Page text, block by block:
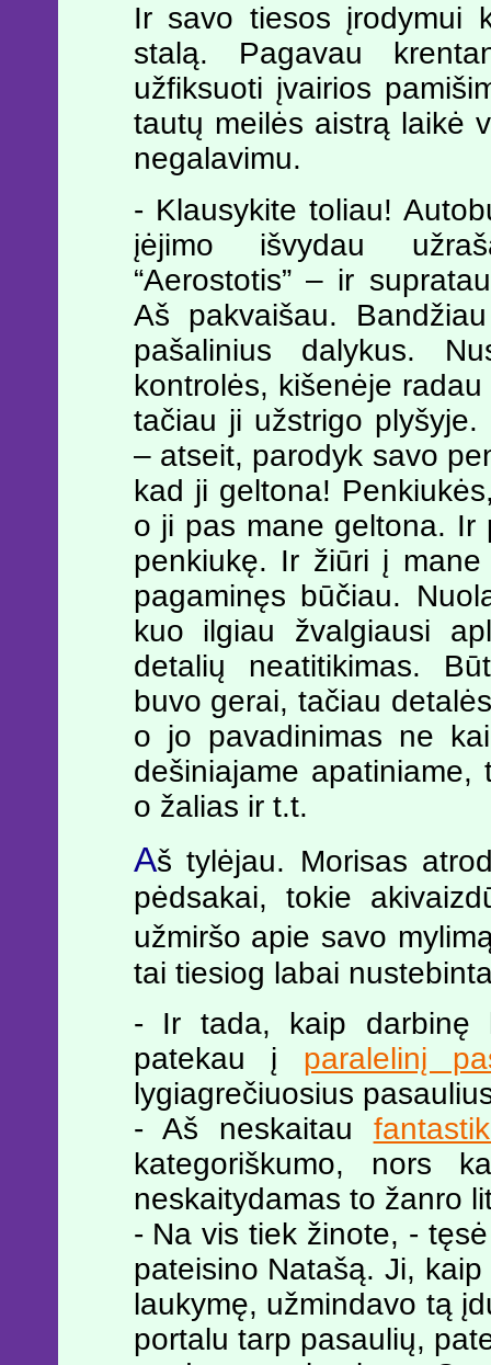
Ir savo tiesos įrodymui
stalą. Pagavau
užfiksuoti įvairios
tautų meilės aistrą laikė
negalavimu.
- Klausykite toliau!
įėjimo išvydau
“Aerostotis” – ir
Aš pakvaišau.
pašalinius dalykus.
kontrolės, kišenėje
tačiau ji užstrigo
– atseit, parodyk savo
kad ji geltona!
o ji pas mane geltona. Ir
penkiukę. Ir žiūri į
pagaminęs būčiau.
kuo ilgiau žvalgiausi
detalių neatitikimas.
buvo gerai, tačiau
o jo pavadinimas ne
dešiniajame apatiniame,
o žalias ir t.t.
Aš tylėjau. Morisas
pėdsakai, tokie
užmiršo apie savo
tai tiesiog labai
- Ir tada, kaip darbinę
patekau į paralelinį
lygiagrečiuosius
- Aš neskaitau
kategoriškumo, nors
neskaitydamas to žanro
- Na vis tiek žinote, -
pateisino Natašą. Ji,
laukymę, užmindavo tą
portalu tarp pasaulių,